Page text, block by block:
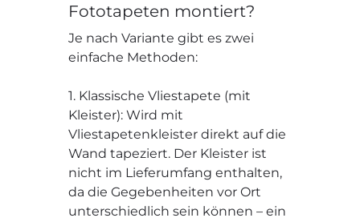
Fototapeten montiert?
Je nach Variante gibt es zwei
einfache Methoden:
1. Klassische Vliestapete (mit
Kleister): Wird mit
Vliestapetenkleister direkt auf die
Wand tapeziert. Der Kleister ist
nicht im Lieferumfang enthalten,
da die Gegebenheiten vor Ort
unterschiedlich sein können – ein